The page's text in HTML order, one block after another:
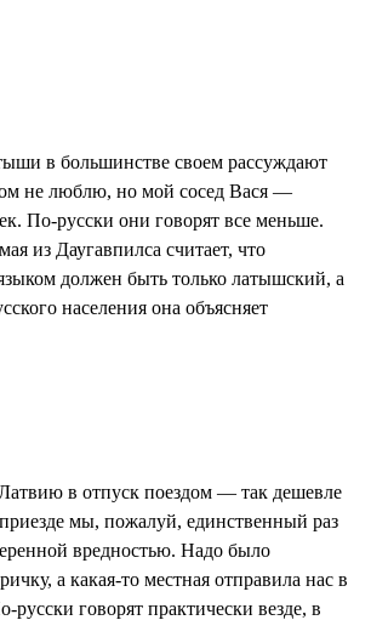
в большинстве своем рассуждают
не люблю, но мой сосед Вася —
По-русски они говорят все меньше.
из Даугавпилса считает, что
должен быть только латышский, а
населения она объясняет
в отпуск поездом — так дешевле
мы, пожалуй, единственный раз
вредностью. Надо было
а какая-то местная отправила нас в
русски говорят практически везде, в